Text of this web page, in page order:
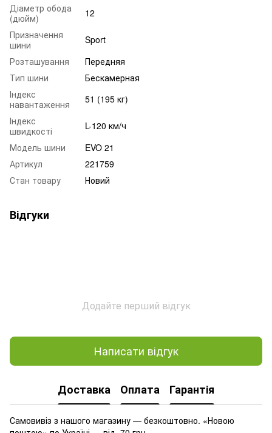
Діаметр обода
(дюйм)
12
Призначення
шини
Sport
Розташування
Передняя
Тип шини
Бескамерная
Індекс
навантаження
51 (195 кг)
Індекс
швидкості
L-120 км/ч
Модель шини
EVO 21
Артикул
221759
Стан товару
Новий
Відгуки
Додайте перший відгук
Написати відгук
Доставка Оплата Гарантія
Самовивіз з нашого магазину — безкоштовно. «Новою